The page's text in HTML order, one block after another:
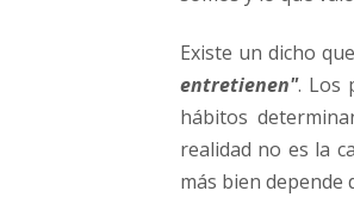
Existe un dicho
entretienen". Los
hábitos
realidad no es la
más bien depende